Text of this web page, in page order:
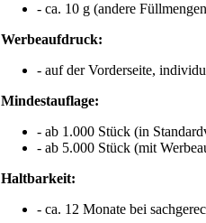
- ca. 10 g (andere
Werbeaufdruck:
- auf der Vorderseite,
Mindestauflage:
- ab 1.000 Stück (in
- ab 5.000 Stück (mit
Haltbarkeit:
- ca. 12 Monate bei